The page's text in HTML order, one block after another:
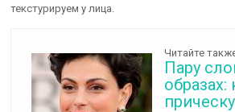
текстурируем у лица.
Читайте
Пару
образах:
прическу